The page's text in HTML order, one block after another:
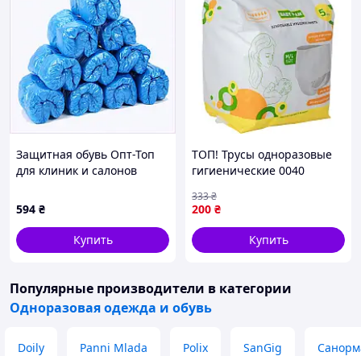
Защитная обувь Опт-Топ
для клиник и салонов
594 ₴
Купить
ТОП! Трусы одноразовые
гигиенические 0040
(gHome)
200 ₴
333₴
Купить
Популярные производители в категории
Одноразовая одежда и обувь
Doily Panni Mlada Polix SanGig